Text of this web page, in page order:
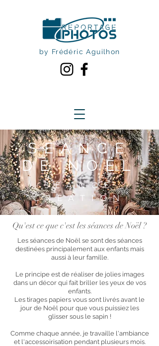
by Frédéric Aguilhon
SÉANCE
DE NOËL
SÉANCE
CRÉATION
Qu'est ce que c'est les séances de Noël ?
Les séances de Noël se sont des séances
destinées principalement aux enfants mais
aussi à leur famille.
Le principe est de réaliser de jolies images
dans un décor qui fait briller les yeux de vos
enfants.
Les tirages papiers vous sont livrés avant le
jour de Noël pour que vous puissiez les
glisser sous le sapin !
Comme chaque année, je travaille l'ambiance
et l'accessoirisation pendant plusieursmois.